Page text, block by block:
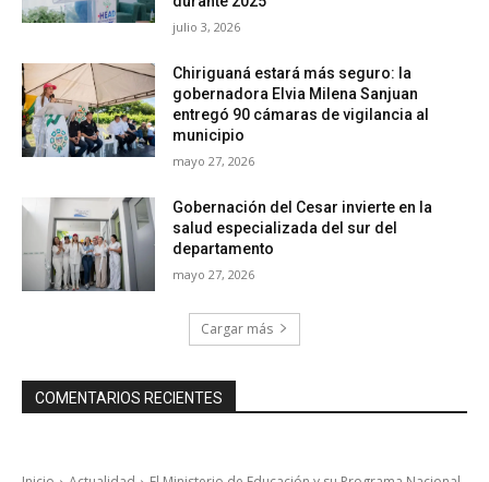
julio 3, 2026
Chiriguaná estará más seguro: la
gobernadora Elvia Milena Sanjuan
entregó 90 cámaras de vigilancia al
municipio
mayo 27, 2026
Gobernación del Cesar invierte en la
salud especializada del sur del
departamento
mayo 27, 2026
Cargar más
COMENTARIOS RECIENTES